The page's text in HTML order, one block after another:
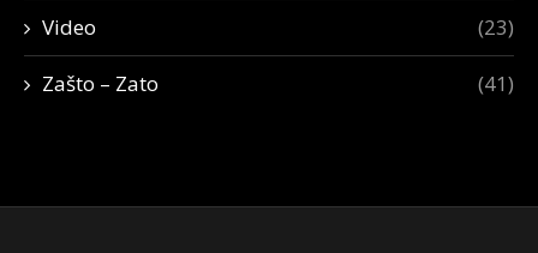
Video (23)
Zašto – Zato (41)